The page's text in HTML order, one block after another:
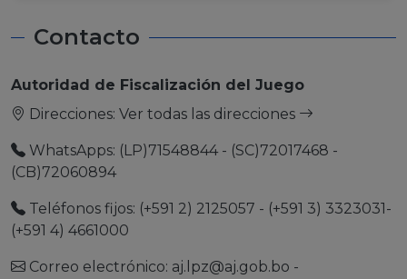
Contacto
Autoridad de Fiscalización del Juego
Direcciones: Ver todas las direcciones
WhatsApps: (LP)71548844 - (SC)72017468 -
(CB)72060894
Teléfonos fijos: (+591 2) 2125057 - (+591 3) 3323031-
(+591 4) 4661000
Correo electrónico: aj.lpz@aj.gob.bo -